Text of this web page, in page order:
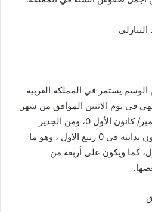
يستمر في المملكة العربية
في يوم الاثنين الموافق من شهر
جمادى الأول، ويوافقه ديسمبر/ كانون الأول 0، ومن الجدير
بالذكر أن موسم الوسم تكون بدايته في 0 ربيع الأول ، وهو ما
الأول، كما ويكون على أربعة من